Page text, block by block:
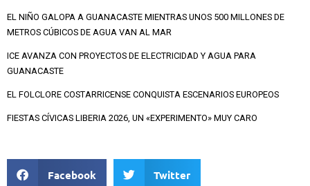
EL NIÑO GALOPA A GUANACASTE MIENTRAS UNOS 500 MILLONES DE
METROS CÚBICOS DE AGUA VAN AL MAR
ICE AVANZA CON PROYECTOS DE ELECTRICIDAD Y AGUA PARA
GUANACASTE
EL FOLCLORE COSTARRICENSE CONQUISTA ESCENARIOS EUROPEOS
FIESTAS CÍVICAS LIBERIA 2026, UN «EXPERIMENTO» MUY CARO
Facebook Twitter